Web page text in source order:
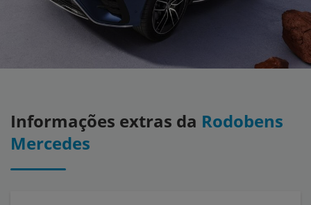
Informações extras da Rodobens
Mercedes